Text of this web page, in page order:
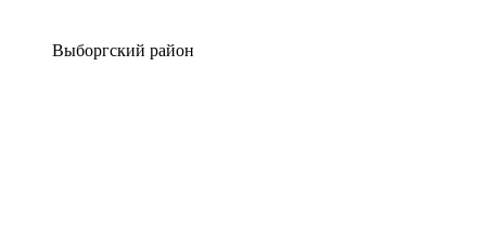
Выборгский район